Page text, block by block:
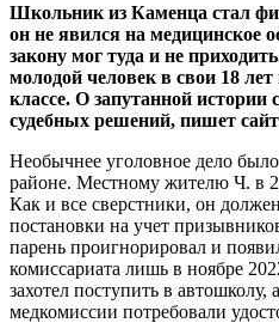
Школьник из Каменца стал
он не явился на медицинское
закону мог туда и не
молодой человек в свои 18
классе. О запутанной истории
судебных решений, пишет
Необычнее уголовное дело
районе. Местному жителю Ч. в
Как и все сверстники, он
постановки на учет
парень проигнорировал и
комиссариата лишь в ноябре
захотел поступить в автошколу,
медкомиссии потребовали